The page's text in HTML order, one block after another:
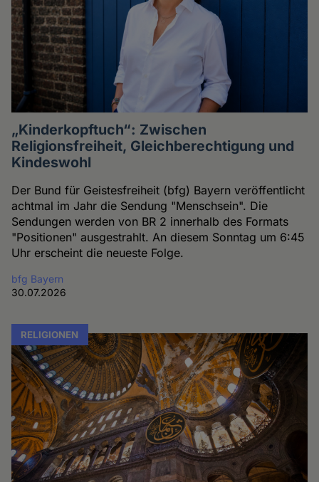
„Kinderkopftuch“: Zwischen
Religionsfreiheit, Gleichberechtigung und
Kindeswohl
Der Bund für Geistesfreiheit (bfg) Bayern veröffentlicht
achtmal im Jahr die Sendung "Menschsein". Die
Sendungen werden von BR 2 innerhalb des Formats
"Positionen" ausgestrahlt. An diesem Sonntag um 6:45
Uhr erscheint die neueste Folge.
bfg Bayern
30.07.2026
RELIGIONEN